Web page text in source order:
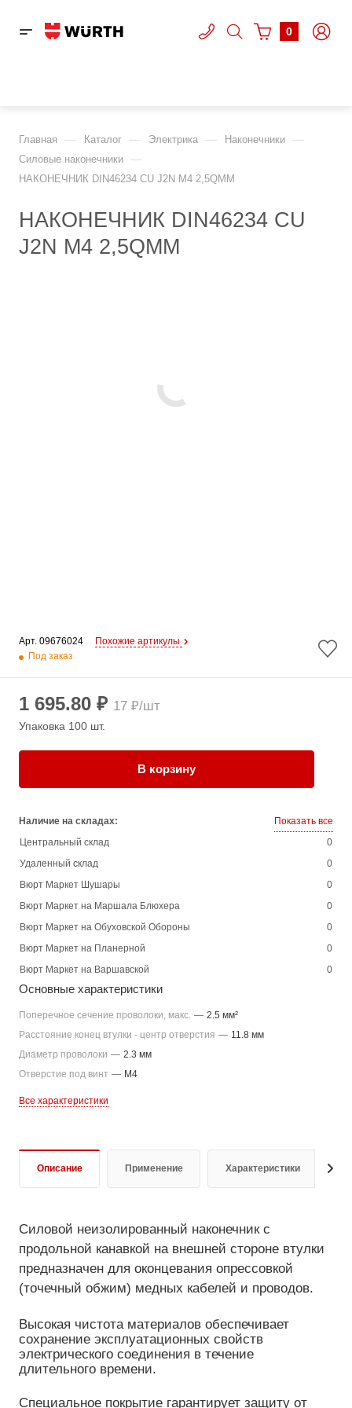
0
Главная — Каталог — Электрика — Наконечники —
Cиловые наконечники —
НАКОНЕЧНИК DIN46234 CU J2N M4 2,5QMM
НАКОНЕЧНИК DIN46234 CU
J2N M4 2,5QMM
Арт. 09676024
Похожие артикулы
Под заказ
1 695.80 ₽ 17 ₽/шт
Упаковка 100 шт.
В корзину
Наличие на складах:
Показать все
Центральный склад
0
Удаленный склад
0
Вюрт Маркет Шушары
0
Вюрт Маркет на Маршала Блюхера
0
Вюрт Маркет на Обуховской Обороны
0
Вюрт Маркет на Планерной
0
Вюрт Маркет на Варшавской
0
Основные характеристики
Поперечное сечение проволоки, макс. — 2.5 мм²
Расстояние конец втулки - центр отверстия — 11.8 мм
Диаметр проволоки — 2.3 мм
Отверстие под винт — M4
Все характеристики
Описание Применение Характеристики
Силовой неизолированный наконечник с
продольной канавкой на внешней стороне втулки
предназначен для оконцевания опрессовкой
(точечный обжим) медных кабелей и проводов.
Высокая чистота материалов обеспечивает
сохранение эксплуатационных свойств
электрического соединения в течение
длительного времени.
Специальное покрытие гарантирует защиту от